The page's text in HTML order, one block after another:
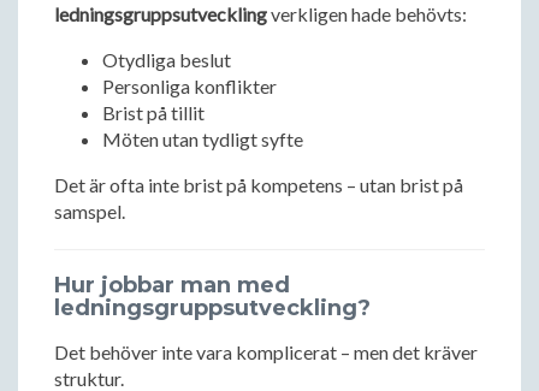
ledningsgruppsutvecklingverkligen hade behövts:
Otydliga beslut
Personliga konflikter
Brist på tillit
Möten utan tydligt syfte
Det är ofta inte brist på kompetens – utan brist på
samspel.
Hur jobbar man med
ledningsgruppsutveckling?
Det behöver inte vara komplicerat – men det kräver
struktur.